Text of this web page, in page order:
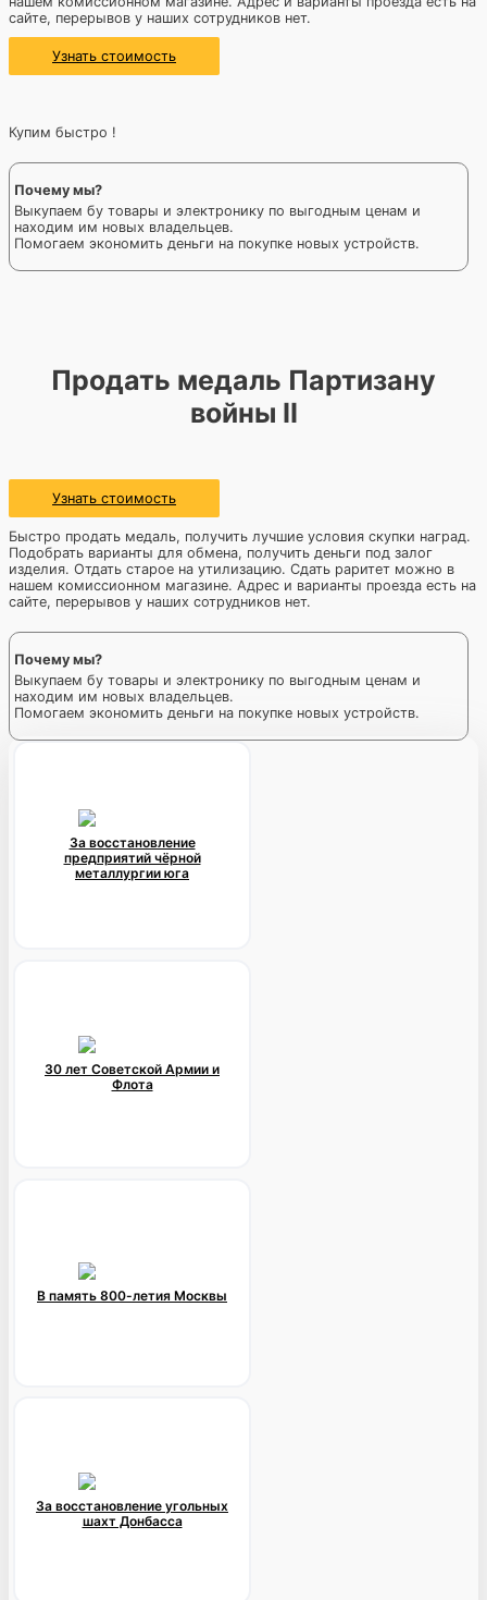
сайте, перерывов у наших сотрудников нет.
Узнать стоимость
Купим быстро !
Почему мы?
Выкупаем бу товары и электронику по выгодным ценам и
находим им новых владельцев.
Помогаем экономить деньги на покупке новых устройств.
Продать медаль Партизану
войны II
Узнать стоимость
Быстро продать медаль, получить лучшие условия скупки наград.
Подобрать варианты для обмена, получить деньги под залог
изделия. Отдать старое на утилизацию. Сдать раритет можно в
нашем комиссионном магазине. Адрес и варианты проезда есть на
сайте, перерывов у наших сотрудников нет.
Почему мы?
Выкупаем бу товары и электронику по выгодным ценам и
находим им новых владельцев.
Помогаем экономить деньги на покупке новых устройств.
За восстановление
предприятий чёрной
металлургии юга
30 лет Советской Армии и
Флота
В память 800-летия Москвы
За восстановление угольных
шахт Донбасса